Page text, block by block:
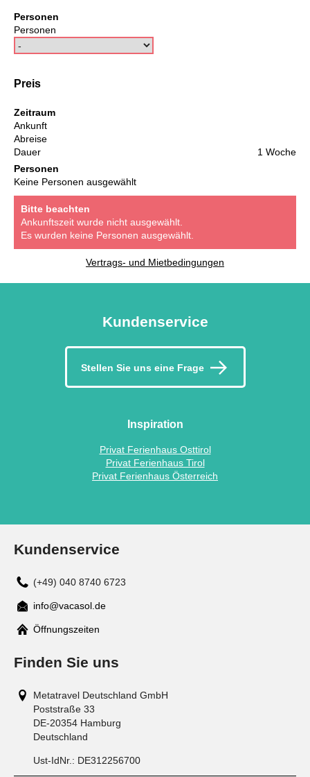
Personen
Personen
Preis
Zeitraum
Ankunft
Abreise
Dauer
1 Woche
Personen
Keine Personen ausgewählt
Bitte beachten
Ankunftszeit wurde nicht ausgewählt.
Es wurden keine Personen ausgewählt.
Vertrags- und Mietbedingungen
Kundenservice
Stellen Sie uns eine Frage
Inspiration
Privat Ferienhaus Osttirol
Privat Ferienhaus Tirol
Privat Ferienhaus Österreich
Kundenservice
(+49) 040 8740 6723
Mail
info@vacasol.de
Öffnungszeiten
Finden Sie uns
Metatravel Deutschland GmbH
Poststraße 33
DE-20354 Hamburg
Deutschland
Ust-IdNr.: DE312256700